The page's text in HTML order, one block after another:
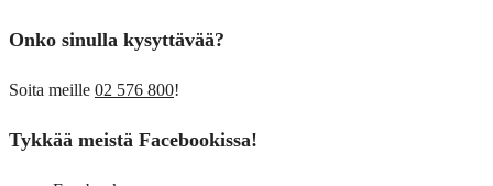
Onko sinulla kysyttävää?
Soita meille 02 576 800!
Tykkää meistä Facebookissa!